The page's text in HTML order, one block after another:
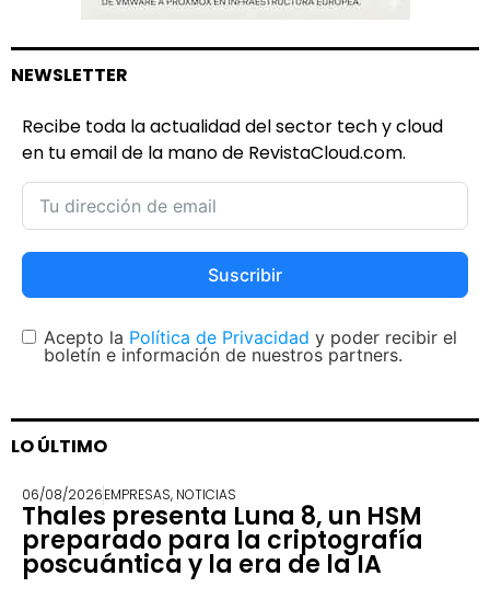
NEWSLETTER
Recibe toda la actualidad del sector tech y cloud
en tu email de la mano de RevistaCloud.com.
Suscribir
Acepto la Política de Privacidad y poder recibir el
boletín e información de nuestros partners.
LO ÚLTIMO
06/08/2026EMPRESAS, NOTICIAS
Thales presenta Luna 8, un HSM
preparado para la criptografía
poscuántica y la era de la IA